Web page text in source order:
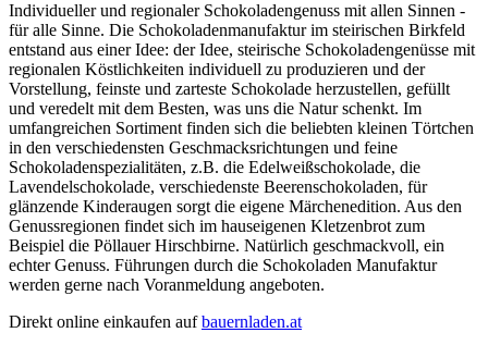
Individueller und regionaler Schokoladengenuss mit allen Sinnen -
für alle Sinne. Die Schokoladenmanufaktur im steirischen Birkfeld
entstand aus einer Idee: der Idee, steirische Schokoladengenüsse mit
regionalen Köstlichkeiten individuell zu produzieren und der
Vorstellung, feinste und zarteste Schokolade herzustellen, gefüllt
und veredelt mit dem Besten, was uns die Natur schenkt. Im
umfangreichen Sortiment finden sich die beliebten kleinen Törtchen
in den verschiedensten Geschmacksrichtungen und feine
Schokoladenspezialitäten, z.B. die Edelweißschokolade, die
Lavendelschokolade, verschiedenste Beerenschokoladen, für
glänzende Kinderaugen sorgt die eigene Märchenedition. Aus den
Genussregionen findet sich im hauseigenen Kletzenbrot zum
Beispiel die Pöllauer Hirschbirne. Natürlich geschmackvoll, ein
echter Genuss. Führungen durch die Schokoladen Manufaktur
werden gerne nach Voranmeldung angeboten.
Direkt online einkaufen aufbauernladen.at